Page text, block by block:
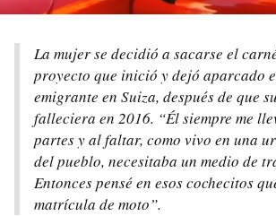
La mujer se decidió a sacarse el
proyecto que inició y dejó aparcado
emigrante en Suiza, después de que
falleciera en 2016. “Él siempre me
partes y al faltar, como vivo en una
del pueblo, necesitaba un medio de
Entonces pensé en esos cochecitos
matrícula de moto”.